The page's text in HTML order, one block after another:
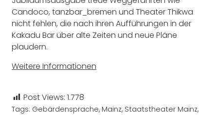
Candoco, tanzbar_bremen und Theater Thikwa
nicht fehlen, die nach ihren Aufführungen in der
Kakadu Bar über alte Zeiten und neue Pläne
plaudern.
Weitere Informationen
Post Views: 1.778
Tags: Gebärdensprache, Mainz, Staatstheater Mainz,